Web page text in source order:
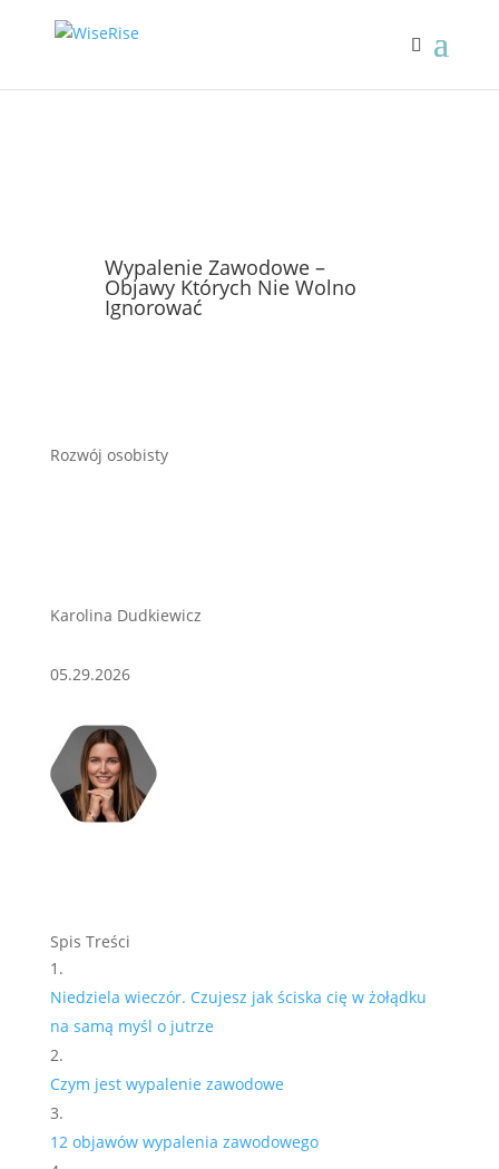
Wypalenie Zawodowe –
Objawy Których Nie Wolno
Ignorować
Rozwój osobisty
Karolina Dudkiewicz
05.29.2026
Spis Treści
Niedziela wieczór. Czujesz jak ściska cię w żołądku
na samą myśl o jutrze
Czym jest wypalenie zawodowe
12 objawów wypalenia zawodowego